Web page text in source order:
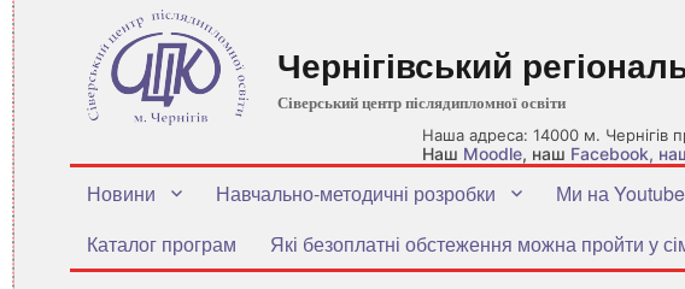
Наша адреса: 14000 м. Чернігів
Наш Moodle, наш Facebook,
Чернігівський
Сіверський центр післядипломної освіти
Новини Навчально-методичні розробки Ми на Youtube
Каталог програм
Які безоплатні обстеження можна пройти у